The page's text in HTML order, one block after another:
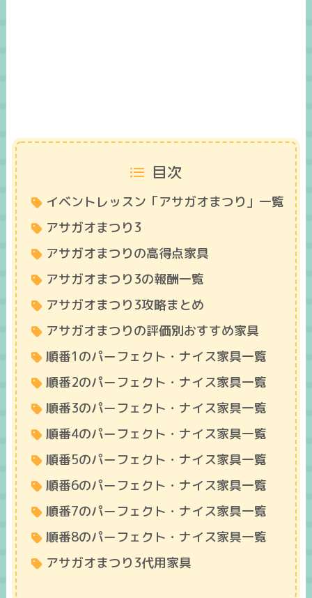
目次
イベントレッスン「アサガオまつり」一覧
アサガオまつり3
アサガオまつりの高得点家具
アサガオまつり3の報酬一覧
アサガオまつり3攻略まとめ
アサガオまつりの評価別おすすめ家具
順番1のパーフェクト・ナイス家具一覧
順番2のパーフェクト・ナイス家具一覧
順番3のパーフェクト・ナイス家具一覧
順番4のパーフェクト・ナイス家具一覧
順番5のパーフェクト・ナイス家具一覧
順番6のパーフェクト・ナイス家具一覧
順番7のパーフェクト・ナイス家具一覧
順番8のパーフェクト・ナイス家具一覧
アサガオまつり3代用家具